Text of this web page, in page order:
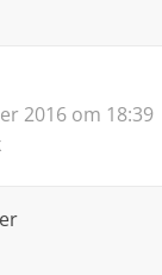
2016 om 18:39